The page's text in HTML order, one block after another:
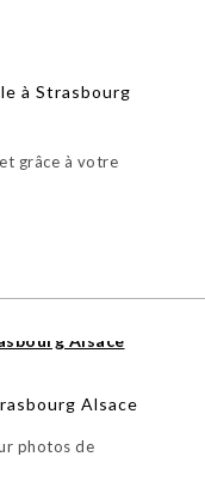
à Strasbourg
grâce à votre
Alsace
photos de